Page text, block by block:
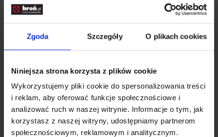
Zgoda Szczegóły O plikach cookies
Niniejsza strona korzysta z plików cookie
Wykorzystujemy pliki cookie do spersonalizowania treści
i reklam, aby oferować funkcje społecznościowe i
analizować ruch w naszej witrynie. Informacje o tym, jak
korzystasz z naszej witryny, udostępniamy partnerom
społecznościowym, reklamowym i analitycznym.
sytuacjach awaryjnych, umożliwiając mu łatwe i
szyb, wyjście z pojazdu lub budynku oraz
przyciągnięcie uwagi ratowników za pomocą
sygnału alarmowego. Narzędzie to może również
być użyte do różnych zadań, takich jak otwieranie
puszek czy naprawa sprzętu.